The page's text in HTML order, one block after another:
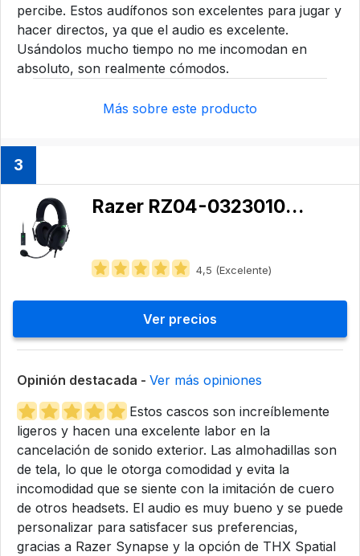
percibe. Estos audífonos son excelentes para jugar y
hacer directos, ya que el audio es excelente.
Usándolos mucho tiempo no me incomodan en
absoluto, son realmente cómodos.
Más sobre este producto
3
Razer ‎‎RZ04-03230100-R3U1
4,5 (Excelente)
Ver precios
Opinión destacada - Ver más opiniones
Estos cascos son increíblemente
ligeros y hacen una excelente labor en la
cancelación de sonido exterior. Las almohadillas son
de tela, lo que le otorga comodidad y evita la
incomodidad que se siente con la imitación de cuero
de otros headsets. El audio es muy bueno y se puede
personalizar para satisfacer sus preferencias,
gracias a Razer Synapse y la opción de THX Spatial